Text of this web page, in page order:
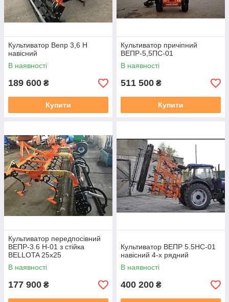
Культиватор Вепр 3,6 Н
навісний
В наявності
189 600 ₴
Купити
Культиватор причіпний
ВЕПР-5,5ПС-01
В наявності
511 500 ₴
Купити
Культиватор передпосівний
ВЕПР-3.6 Н-01 з стійка
BELLOTA 25х25
В наявності
177 900 ₴
Культиватор ВЕПР 5.5НС-01
навісний 4-х рядний
В наявності
400 200 ₴